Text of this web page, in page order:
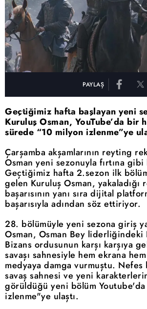
PAYLAŞ
Geçtiğimiz hafta başlayan yeni
Kuruluş Osman, YouTube’da bir
sürede “10 milyon izlenme”ye
Çarşamba akşamlarının reyting
Osman yeni sezonuyla fırtına gibi
Geçtiğimiz hafta 2.sezon ilk
gelen Kuruluş Osman, yakaladığı
başarısının yanı sıra dijital
başarısıyla adından söz ettiriyor.
28. bölümüyle yeni sezona giriş
Osman, Osman Bey liderliğindeki
Bizans ordusunun karşı karşıya
savaşı sahnesiyle hem ekrana
medyaya damga vurmuştu.
savaş sahnesi ve yeni
görüldüğü yeni bölüm
izlenme"ye ulaştı.